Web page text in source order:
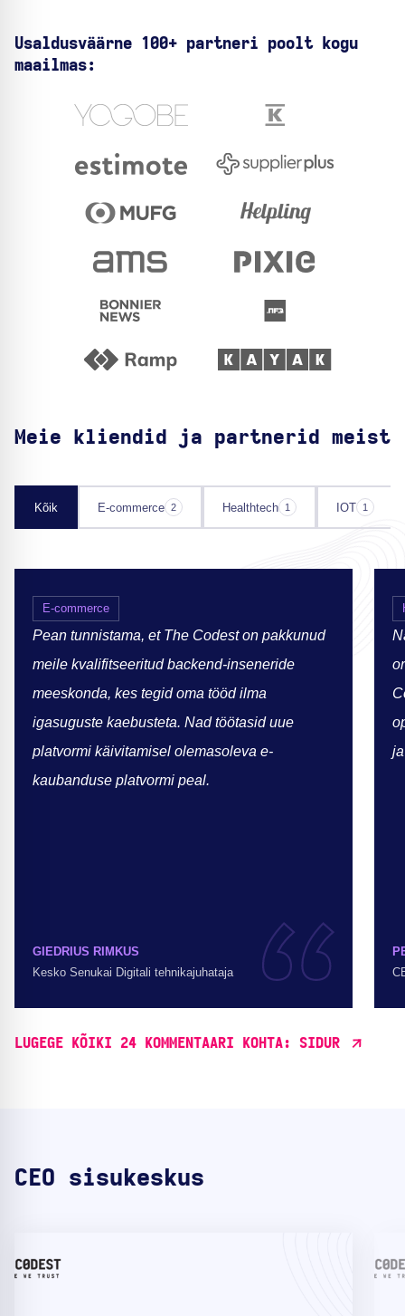
Usaldusväärne 100+ partneri poolt kogu
maailmas:
Meie kliendid ja partnerid meist
Kõik E-commerce 2 Healthtech 1 IOT 1
E-commerce
Pean tunnistama, et The Codest on pakkunud
meile kvalifitseeritud backend-inseneride
meeskonda, kes tegid oma tööd ilma
igasuguste kaebusteta. Nad töötasid uue
platvormi käivitamisel olemasoleva e-
kaubanduse platvormi peal.
GIEDRIUS RIMKUS
Kesko Senukai Digitali tehnikajuhataja
LUGEGE KÕIKI 24 KOMMENTAARI KOHTA: SIDUR
CEO sisukeskus